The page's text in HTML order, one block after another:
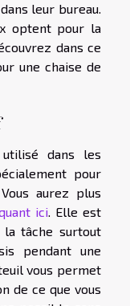
leur bureau.
optent pour la
dans ce
une chaise de
dans les
pour
aurez plus
ici. Elle est
tâche surtout
pendant une
vous permet
de ce que vous